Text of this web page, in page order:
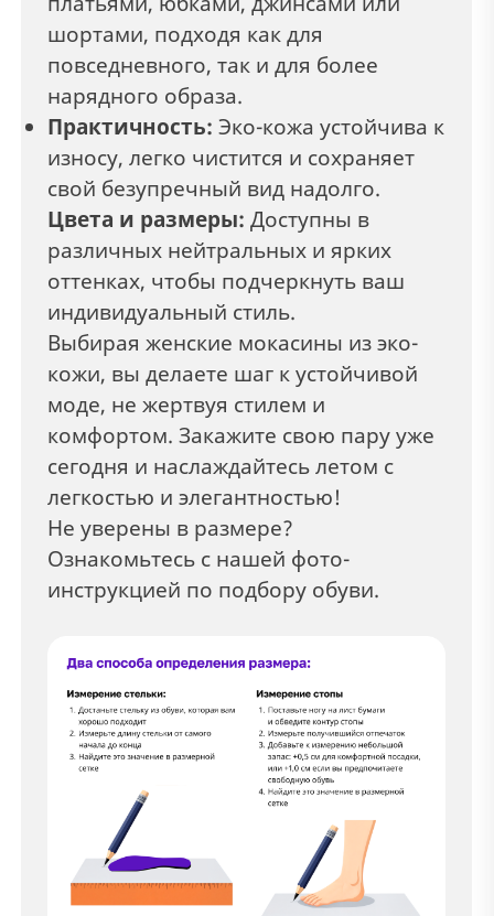
шортами, подходя как для
повседневного, так и для более
нарядного образа.
Практичность: Эко-кожа устойчива к
износу, легко чистится и сохраняет
свой безупречный вид надолго.
Цвета и размеры: Доступны в
различных нейтральных и ярких
оттенках, чтобы подчеркнуть ваш
индивидуальный стиль.
Выбирая женские мокасины из эко-
кожи, вы делаете шаг к устойчивой
моде, не жертвуя стилем и
комфортом. Закажите свою пару уже
сегодня и наслаждайтесь летом с
легкостью и элегантностью!
Не уверены в размере?
Ознакомьтесь с нашей фото-
инструкцией по подбору обуви.